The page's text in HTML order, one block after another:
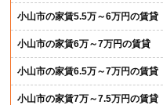
小山市の家賃5.5万～6万円の賃貸
小山市の家賃6万～7万円の賃貸
小山市の家賃6.5万～7万円の賃貸
小山市の家賃7万～7.5万円の賃貸